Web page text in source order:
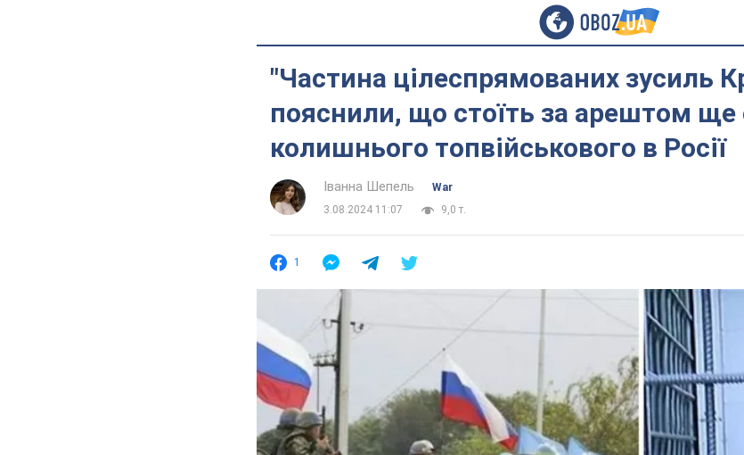
"Частина цілеспрямованих зусиль
пояснили, що стоїть за арештом ще
колишнього топвійськового в Росії
Іванна Шепель
War
3.08.2024 11:07
9,0 т.
1